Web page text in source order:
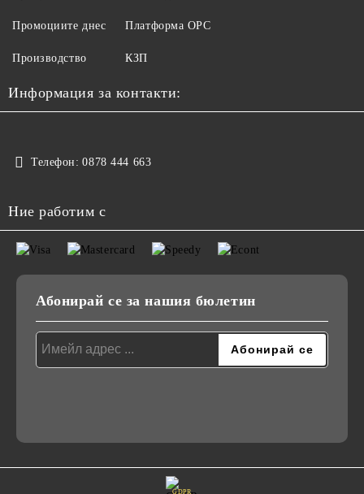
Промоциите днес
Производство
Платформа ОРС
КЗП
Информация за контакти:
Телефон: 0878 444 663
Ние работим с
Абонирай се за нашия бюлетин
GDPR